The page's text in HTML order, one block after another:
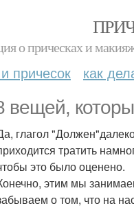
о прическах и
причесок как
вещей,
глагол
тратить
это было оценено.
этим мы
о том, что на